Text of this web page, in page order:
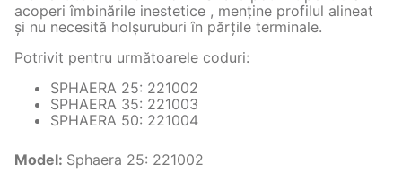
acoperi îmbinările inestetice , menţine profilul alineat
şi nu necesită holşuruburi în părţile terminale.
Potrivit pentru următoarele coduri:
SPHAERA 25: 221002
SPHAERA 35: 221003
SPHAERA 50: 221004
Model: Sphaera 25: 221002